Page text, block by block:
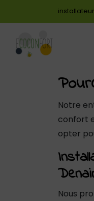
Notre
confort
opter
Nous
Panneau de gestion